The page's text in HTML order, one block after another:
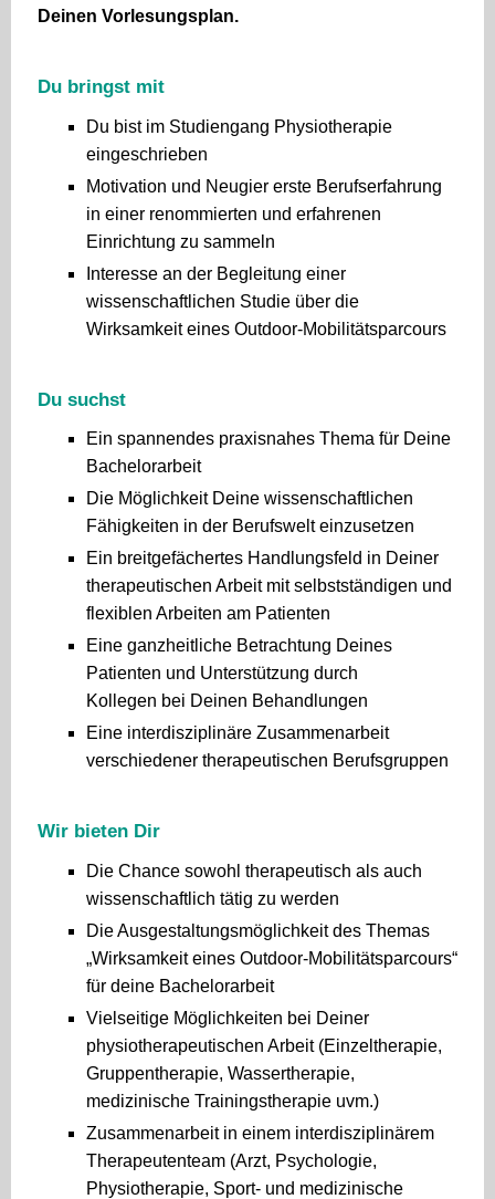
Deinen Vorlesungsplan.
Du bringst mit
Du bist im Studiengang Physiotherapie
eingeschrieben
Motivation und Neugier erste Berufserfahrung
in einer renommierten und erfahrenen
Einrichtung zu sammeln
Interesse an der Begleitung einer
wissenschaftlichen Studie über die
Wirksamkeit eines Outdoor-Mobilitätsparcours
Du suchst
Ein spannendes praxisnahes Thema für Deine
Bachelorarbeit
Die Möglichkeit Deine wissenschaftlichen
Fähigkeiten in der Berufswelt einzusetzen
Ein breitgefächertes Handlungsfeld in Deiner
therapeutischen Arbeit mit selbstständigen und
flexiblen Arbeiten am Patienten
Eine ganzheitliche Betrachtung Deines
Patienten und Unterstützung durch
Kollegen bei Deinen Behandlungen
Eine interdisziplinäre Zusammenarbeit
verschiedener therapeutischen Berufsgruppen
Wir bieten Dir
Die Chance sowohl therapeutisch als auch
wissenschaftlich tätig zu werden
Die Ausgestaltungsmöglichkeit des Themas
„Wirksamkeit eines Outdoor-Mobilitätsparcours“
für deine Bachelorarbeit
Vielseitige Möglichkeiten bei Deiner
physiotherapeutischen Arbeit (Einzeltherapie,
Gruppentherapie, Wassertherapie,
medizinische Trainingstherapie uvm.)
Zusammenarbeit in einem interdisziplinärem
Therapeutenteam (Arzt, Psychologie,
Physiotherapie, Sport- und medizinische